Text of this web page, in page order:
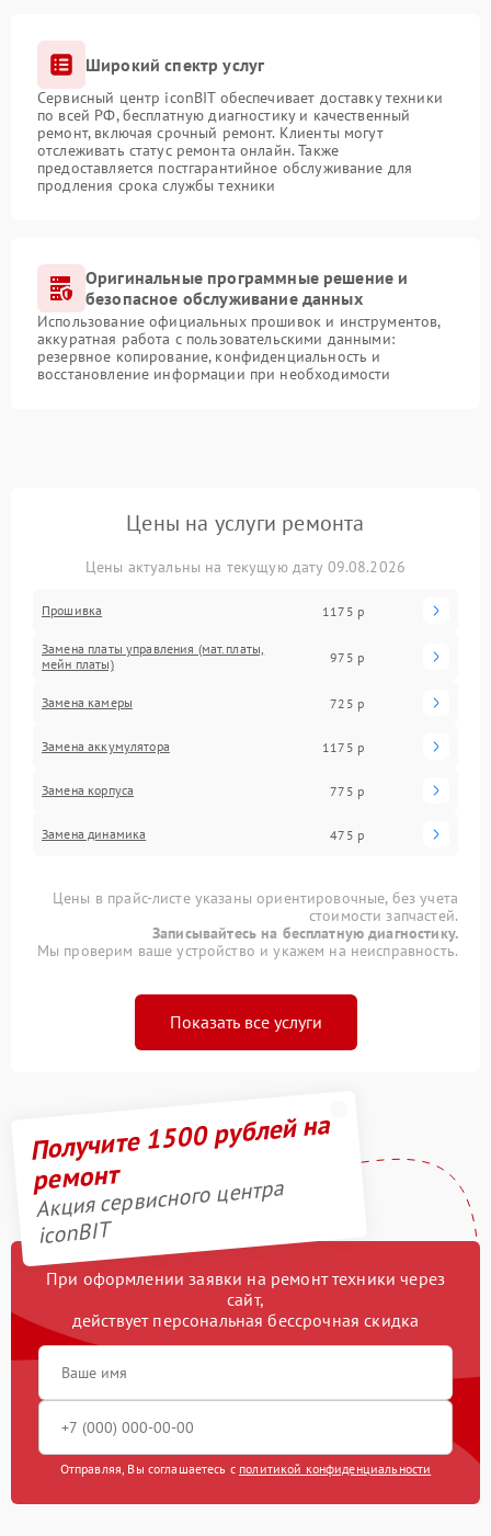
Широкий спектр услуг
Сервисный центр iconBIT обеспечивает доставку техники
по всей РФ, бесплатную диагностику и качественный
ремонт, включая срочный ремонт. Клиенты могут
отслеживать статус ремонта онлайн. Также
предоставляется постгарантийное обслуживание для
продления срока службы техники
Оригинальные программные решение и
безопасное обслуживание данных
Использование официальных прошивок и инструментов,
аккуратная работа с пользовательскими данными:
резервное копирование, конфиденциальность и
восстановление информации при необходимости
Цены на услуги ремонта
Цены актуальны на текущую дату 09.08.2026
Прошивка 1175 р
Замена платы управления (мат.платы,
мейн платы)
975 р
Замена камеры 725 р
Замена аккумулятора 1175 р
Замена корпуса 775 р
Замена динамика 475 р
Цены в прайс-листе указаны ориентировочные, без учета
стоимости запчастей.
Записывайтесь на бесплатную диагностику.
Мы проверим ваше устройство и укажем на неисправность.
Показать все услуги
Получите 1500 рублей на
ремонт
Акция сервисного центра
iconBIT
При оформлении заявки на ремонт техники через
сайт,
действует персональная бессрочная скидка
Отправляя, Вы соглашаетесь с политикой конфиденциальности